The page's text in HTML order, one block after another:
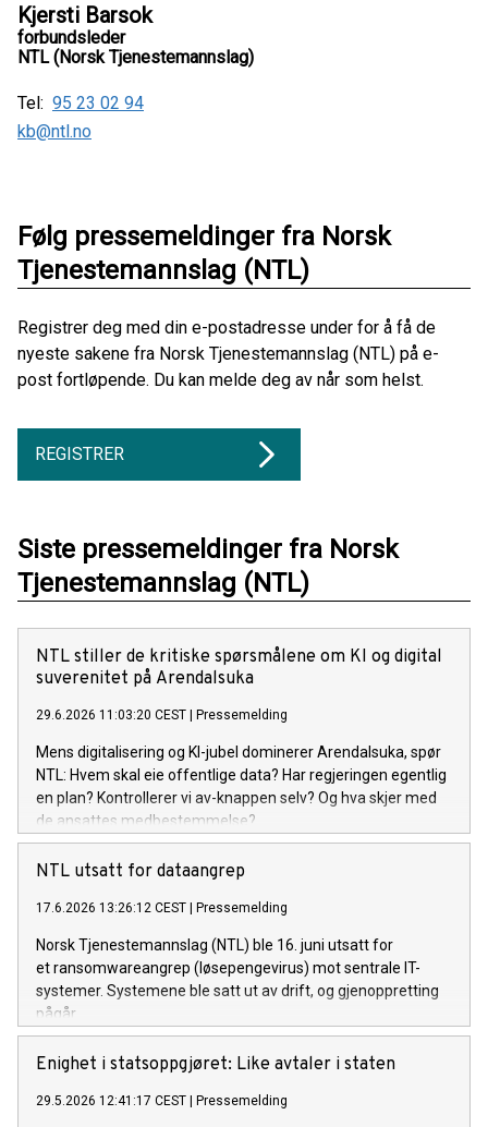
Kjersti Barsok
forbundsleder
NTL (Norsk Tjenestemannslag)
Tel: 95 23 02 94
kb@ntl.no
Følg pressemeldinger fra Norsk
Tjenestemannslag (NTL)
Registrer deg med din e-postadresse under for å få de
nyeste sakene fra Norsk Tjenestemannslag (NTL) på e-
post fortløpende. Du kan melde deg av når som helst.
REGISTRER
Siste pressemeldinger fra Norsk
Tjenestemannslag (NTL)
NTL stiller de kritiske spørsmålene om KI og digital
suverenitet på Arendalsuka
29.6.2026 11:03:20 CEST | Pressemelding
Mens digitalisering og KI-jubel dominerer Arendalsuka, spør
NTL: Hvem skal eie offentlige data? Har regjeringen egentlig
en plan? Kontrollerer vi av-knappen selv? Og hva skjer med
de ansattes medbestemmelse?
NTL utsatt for dataangrep
17.6.2026 13:26:12 CEST | Pressemelding
Norsk Tjenestemannslag (NTL) ble 16. juni utsatt for
et ransomwareangrep (løsepengevirus) mot sentrale IT-
systemer. Systemene ble satt ut av drift, og gjenoppretting
pågår.
Enighet i statsoppgjøret: Like avtaler i staten
29.5.2026 12:41:17 CEST | Pressemelding